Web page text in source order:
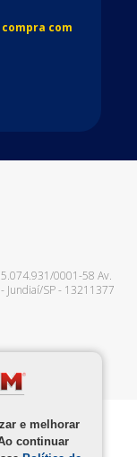
e melhorar
continuar
com
0001-58 Av.
- Jundiaí/SP- 13211377